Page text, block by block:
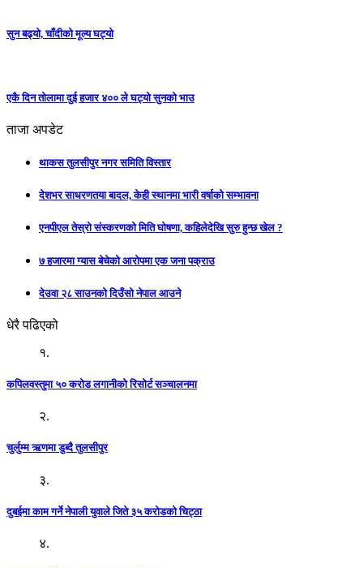
सुन बढ्यो, चाँदीको मूल्य घट्यो
एकै दिन तोलामा दुई हजार ४०० ले घट्यो सुनको भाउ
ताजा अपडेट
थाकस तुलसीपुर नगर समिति विस्तार
देशभर साधरणतया बादल, केही स्थानमा भारी वर्षाको सम्भावना
एनपीएल तेस्रो संस्करणको मिति घोषणा, कहिलेदेखि सुरु हुन्छ खेल ?
७ हजारमा ग्यास बेचेको आरोपमा एक जना पक्राउ
देउवा २८ साउनको दिउँसो नेपाल आउने
धेरै पढिएको
१.
कपिलवस्तुमा ५० करोड लगानीको रिसोर्ट सञ्चालनमा
२.
चुर्लुम्म ऋणमा डुब्दै तुलसीपुर
३.
दुबईमा काम गर्ने नेपाली युवाले जिते ३५ करोडको चिट्ठा
४.